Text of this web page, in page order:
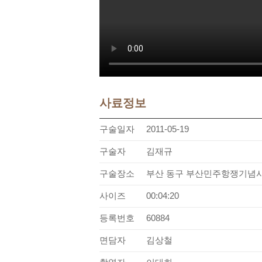
사료정보
구술일자 2011-05-19
구술자 김재규
구술장소 부산 동구 부산민주항쟁기념
사이즈 00:04:20
등록번호 60884
면담자 김상철